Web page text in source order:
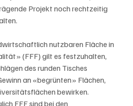
Projekt noch rechtzeitig
nutzbaren Fläche in
(FFF) gilt es festzuhalten,
des runden Tisches
an «begrünten» Flächen,
bewirken.
FFF sind bei den